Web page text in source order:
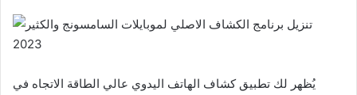
يُظهر لك تطبيق كشاف الهاتف اليدوي عالي الطاقة الاتجاه في